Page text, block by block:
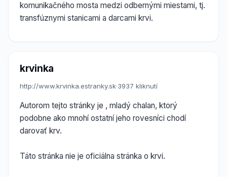
komunikačného mosta medzi odbernými miestami, tj.
transfúznymi stanicami a darcami krvi.
krvinka
http://www.krvinka.estranky.sk·3937 kliknutí
Autorom tejto stránky je , mladý chalan, ktorý
podobne ako mnohí ostatní jeho rovesníci chodí
darovať krv.
Táto stránka nie je oficiálna stránka o krvi.